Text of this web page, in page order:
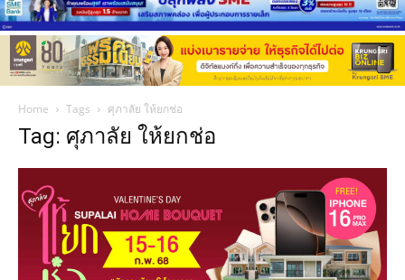
Home Tags ศุภาลัย ให้ยกช่อ
Tag: ศุภาลัย ให้ยกช่อ